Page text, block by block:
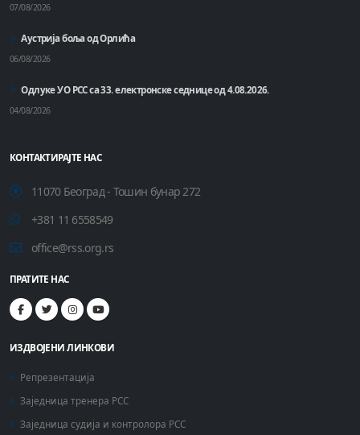
07/08/2026
Аустрија боља од Орлића
06/08/2026
Одлуке УО РСС са 33. електронске седнице од 4.08.2026.
04/08/2026
КОНТАКТИРАЈТЕ НАС
11070 Београд - Тошин бунар 272
+381 11 6558549
office@rss.org.rs
ПРАТИТЕ НАС
ИЗДВОЈЕНИ ЛИНКОВИ
Репрезентација
Заједница тренера РСС
Заједница судија и контролора РСС